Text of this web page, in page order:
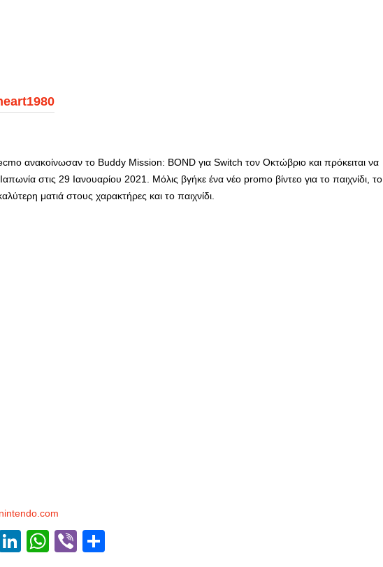
ανακοίνωσαν το Buddy Mission: BOND για Switch τον Οκτώβριο και πρόκειται να
στις 29 Ιανουαρίου 2021. Μόλις βγήκε ένα νέο promo βίντεο για το παιχνίδι, το
ματιά στους χαρακτήρες και το παιχνίδι.
EmailLinkedIn
WhatsApp
Viber